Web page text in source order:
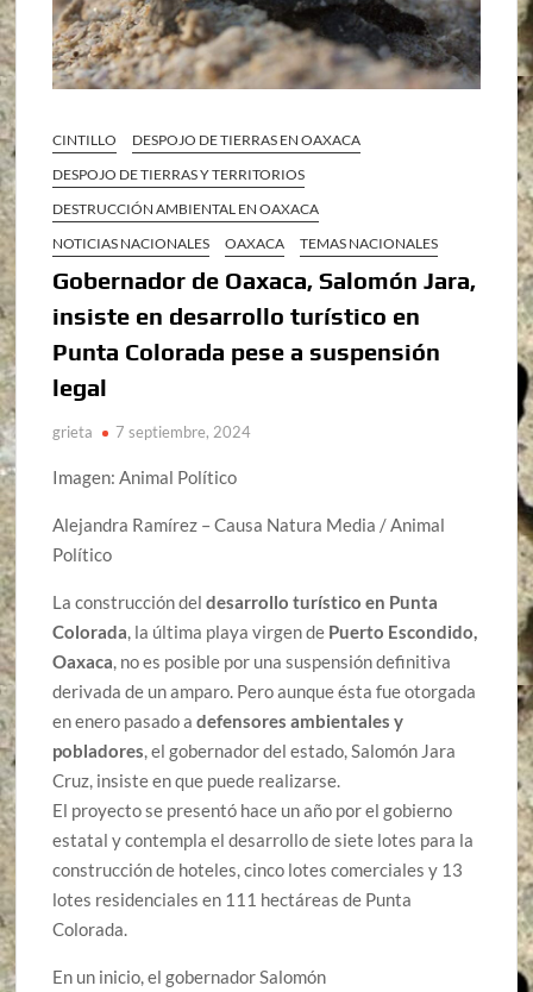
CINTILLO
DESPOJO DE TIERRAS EN OAXACA
DESPOJO DE TIERRAS Y TERRITORIOS
DESTRUCCIÓN AMBIENTAL EN OAXACA
NOTICIAS NACIONALES
OAXACA TEMAS NACIONALES
Gobernador de Oaxaca, Salomón Jara,
insiste en desarrollo turístico en
Punta Colorada pese a suspensión
legal
grieta 7 septiembre, 2024
Imagen: Animal Político
Alejandra Ramírez – Causa Natura Media / Animal
Político
La construcción deldesarrollo turístico en Punta
Colorada, la última playa virgen de Puerto Escondido,
Oaxaca, no es posible por una suspensión definitiva
derivada de un amparo. Pero aunque ésta fue otorgada
en enero pasado adefensores ambientales y
pobladores, el gobernador del estado, Salomón Jara
Cruz, insiste en que puede realizarse.
El proyecto se presentó hace un año por el gobierno
estatal y contempla el desarrollo de siete lotes para la
construcción de hoteles, cinco lotes comerciales y 13
lotes residenciales en 111 hectáreas de Punta
Colorada.
En un inicio, el gobernador Salomón